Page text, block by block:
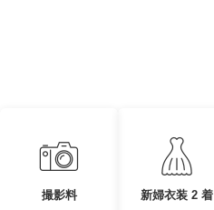
撮影料 新婦衣装 2 着